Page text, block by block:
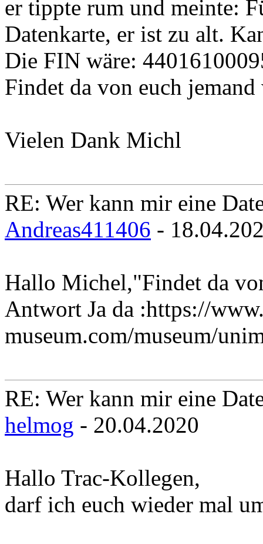
er tippte rum und meinte:
Datenkarte, er ist zu alt.
Die FIN wäre:
Findet da von euch jemand
Vielen Dank Michl
RE: Wer kann mir eine
Andreas411406 -
Hallo Michel,"Findet da
Antwort Ja da :https://
museum.com/museum/
RE: Wer kann mir eine
helmog - 20.04.2020
Hallo Trac-Kollegen,
darf ich euch wieder mal